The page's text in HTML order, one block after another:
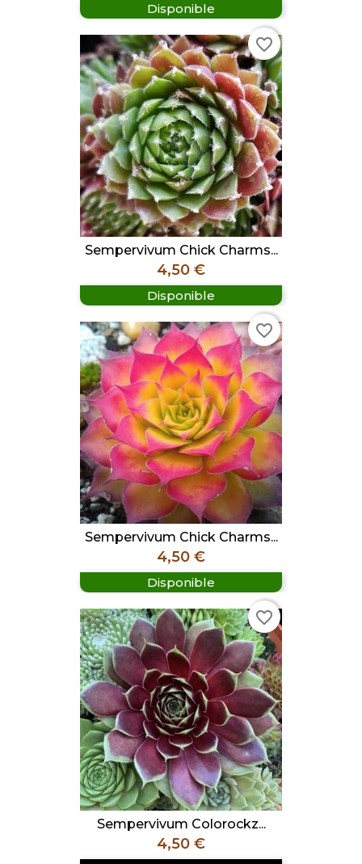
Disponible
Sempervivum Chick Charms...
Prix
4,50 €
Disponible
favorite_border
Sempervivum Chick Charms...
Prix
4,50 €
Disponible
favorite_border
Sempervivum Colorockz...
Prix
4,50 €
favorite_border